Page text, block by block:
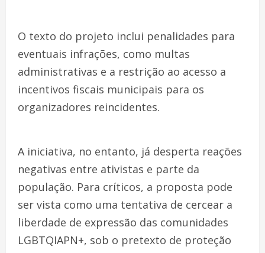
O texto do projeto inclui penalidades para
eventuais infrações, como multas
administrativas e a restrição ao acesso a
incentivos fiscais municipais para os
organizadores reincidentes.
A iniciativa, no entanto, já desperta reações
negativas entre ativistas e parte da
população. Para críticos, a proposta pode
ser vista como uma tentativa de cercear a
liberdade de expressão das comunidades
LGBTQIAPN+, sob o pretexto de proteção